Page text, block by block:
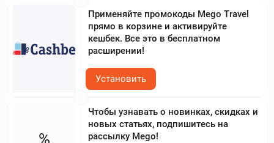
Применяйте промокоды Mego Travel
прямо в корзине и активируйте
кешбек. Все это в бесплатном
расширении!
Установить
Чтобы узнавать о новинках, скидках и
новых статьях, подпишитесь на
рассылку Mego!
%